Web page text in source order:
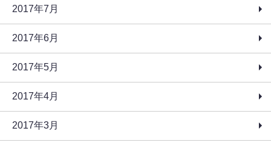
2017年7月
2017年6月
2017年5月
2017年4月
2017年3月